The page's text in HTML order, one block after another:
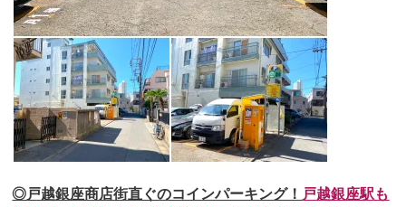
◎戸越銀座商店街直ぐのコインパーキング！ 戸越銀座駅も